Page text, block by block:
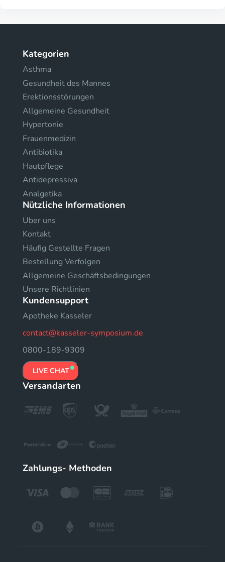
Kategorien
Asthma
Gesundheit des Mannes
Erektionsstörungen
Allgemeine Gesundheit
Hypertonie
Frauenmedizin
Antibiotika
Hautpflege
Antidepressiva
Analgetika
Nützliche Informationen
Uber uns
Kontakt
Häufig Gestellte Fragen
Bestellung Verfolgen
Allgemeine Geschäftsbedingungen
Unsere Richtlinien
Kundensupport
Apotheke Kasseler
contact@kasseler-symposium.de
0800-189-9309
LIVE CHAT
Versandarten
Zahlungs- Methoden